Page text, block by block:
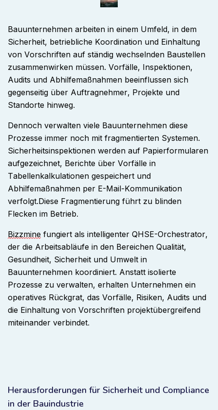
Bauunternehmen arbeiten in einem Umfeld, in dem
Sicherheit, betriebliche Koordination und Einhaltung
von Vorschriften auf ständig wechselnden Baustellen
zusammenwirken müssen. Vorfälle, Inspektionen,
Audits und Abhilfemaßnahmen beeinflussen sich
gegenseitig über Auftragnehmer, Projekte und
Standorte hinweg.
Dennoch verwalten viele Bauunternehmen diese
Prozesse immer noch mit fragmentierten Systemen.
Sicherheitsinspektionen werden auf Papierformularen
aufgezeichnet, Berichte über Vorfälle in
Tabellenkalkulationen gespeichert und
Abhilfemaßnahmen per E-Mail-Kommunikation
verfolgt.Diese Fragmentierung führt zu blinden
Flecken im Betrieb.
Bizzmine fungiert als intelligenter QHSE-Orchestrator,
der die Arbeitsabläufe in den Bereichen Qualität,
Gesundheit, Sicherheit und Umwelt in
Bauunternehmen koordiniert. Anstatt isolierte
Prozesse zu verwalten, erhalten Unternehmen ein
operatives Rückgrat, das Vorfälle, Risiken, Audits und
die Einhaltung von Vorschriften projektübergreifend
miteinander verbindet.
Herausforderungen für Sicherheit und Compliance
in der Bauindustrie